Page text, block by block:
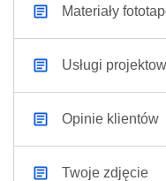
Materiały
Usługi
Opinie klientów
Twoje zdjęcie